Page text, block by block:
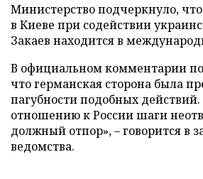
Министерство подчеркнуло,
в Киеве при содействии
Закаев находится в
В официальном комментарии
что германская сторона была
пагубности подобных
отношению к России шаги
должный отпор», – говорится в
ведомства.